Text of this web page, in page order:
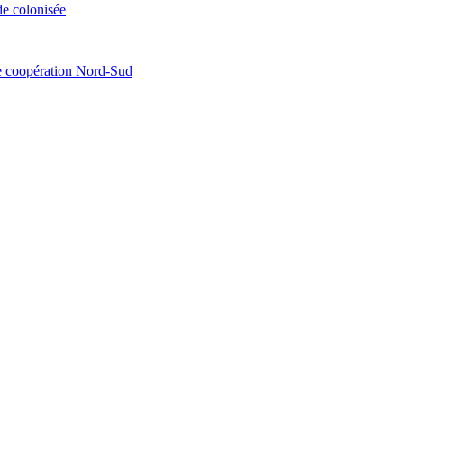
colonisée
coopération Nord-Sud